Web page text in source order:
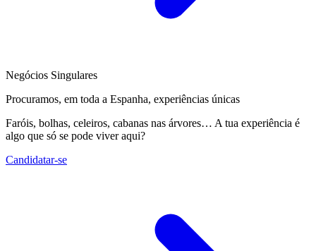
Negócios Singulares
Procuramos, em toda a Espanha, experiências únicas
Faróis, bolhas, celeiros, cabanas nas árvores… A tua experiência é
algo que só se pode viver aqui?
Candidatar-se